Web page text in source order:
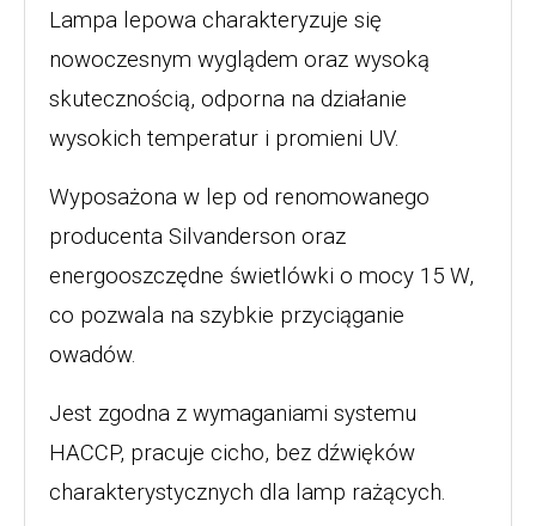
Lampa lepowa charakteryzuje się
nowoczesnym wyglądem oraz wysoką
skutecznością, odporna na działanie
wysokich temperatur i promieni UV.
Wyposażona w lep od renomowanego
producenta Silvanderson oraz
energooszczędne świetlówki o mocy 15 W,
co pozwala na szybkie przyciąganie
owadów.
Jest zgodna z wymaganiami systemu
HACCP, pracuje cicho, bez dźwięków
charakterystycznych dla lamp rażących.